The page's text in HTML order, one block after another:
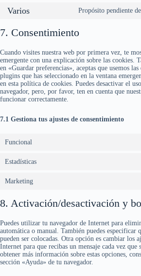
Varios Propósito pendiente
7. Consentimiento
Cuando visites nuestra web por primera vez, te
emergente con una explicación sobre las cookies.
en «Guardar preferencias», aceptas que usemos
plugins que has seleccionado en la ventana
en esta política de cookies. Puedes desactivar el
navegador, pero, por favor, ten en cuenta que
funcionar correctamente.
7.1 Gestiona tus ajustes de consentimiento
Funcional
Estadísticas
Marketing
8. Activación/desactivación y
Puedes utilizar tu navegador de Internet para
automática o manual. También puedes especificar
pueden ser colocadas. Otra opción es cambiar los
Internet para que recibas un mensaje cada vez que
obtener más información sobre estas opciones,
sección «Ayuda» de tu navegador.